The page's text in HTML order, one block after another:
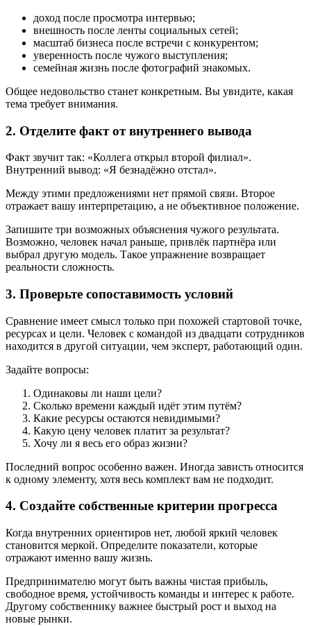
доход после просмотра интервью;
внешность после ленты социальных сетей;
масштаб бизнеса после встречи с конкурентом;
уверенность после чужого выступления;
семейная жизнь после фотографий знакомых.
Общее недовольство станет конкретным. Вы увидите, какая
тема требует внимания.
2. Отделите факт от внутреннего вывода
Факт звучит так: «Коллега открыл второй филиал».
Внутренний вывод: «Я безнадёжно отстал».
Между этими предложениями нет прямой связи. Второе
отражает вашу интерпретацию, а не объективное положение.
Запишите три возможных объяснения чужого результата.
Возможно, человек начал раньше, привлёк партнёра или
выбрал другую модель. Такое упражнение возвращает
реальности сложность.
3. Проверьте сопоставимость условий
Сравнение имеет смысл только при похожей стартовой точке,
ресурсах и цели. Человек с командой из двадцати сотрудников
находится в другой ситуации, чем эксперт, работающий один.
Задайте вопросы:
Одинаковы ли наши цели?
Сколько времени каждый идёт этим путём?
Какие ресурсы остаются невидимыми?
Какую цену человек платит за результат?
Хочу ли я весь его образ жизни?
Последний вопрос особенно важен. Иногда зависть относится
к одному элементу, хотя весь комплект вам не подходит.
4. Создайте собственные критерии прогресса
Когда внутренних ориентиров нет, любой яркий человек
становится меркой. Определите показатели, которые
отражают именно вашу жизнь.
Предпринимателю могут быть важны чистая прибыль,
свободное время, устойчивость команды и интерес к работе.
Другому собственнику важнее быстрый рост и выход на
новые рынки.